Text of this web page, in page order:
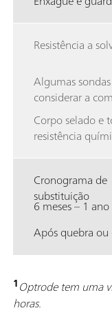
Resistência a
Algumas
considerar a
Corpo selado e
resistência
Cronograma de
substituição
6 meses – 1 ano
Após quebra
1Optrode tem uma
horas.